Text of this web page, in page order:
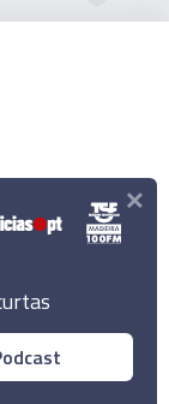
a prisão por
os direitos
×